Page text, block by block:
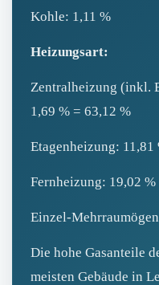
Kohle: 1,11 %
Heizungsart:
Zentralheizung (inkl.
1,69 % = 63,12 %
Etagenheizung: 11,81
Fernheizung: 19,02 %
Einzel-
Die hohe Gasanteile
meisten Gebäude in